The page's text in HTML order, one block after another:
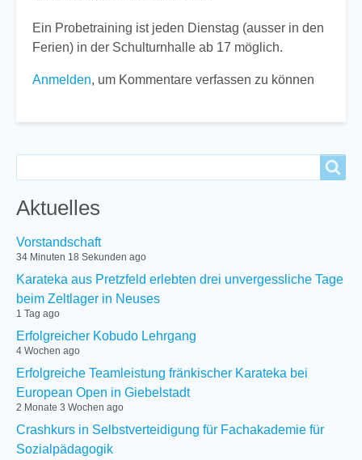
Ein Probetraining ist jeden Dienstag (ausser in den
Ferien) in der Schulturnhalle ab 17 möglich.
Anmelden, um Kommentare verfassen zu können
Aktuelles
Vorstandschaft
34 Minuten 18 Sekunden ago
Karateka aus Pretzfeld erlebten drei unvergessliche Tage
beim Zeltlager in Neuses
1 Tag ago
Erfolgreicher Kobudo Lehrgang
4 Wochen ago
Erfolgreiche Teamleistung fränkischer Karateka bei
European Open in Giebelstadt
2 Monate 3 Wochen ago
Crashkurs in Selbstverteidigung für Fachakademie für
Sozialpädagogik